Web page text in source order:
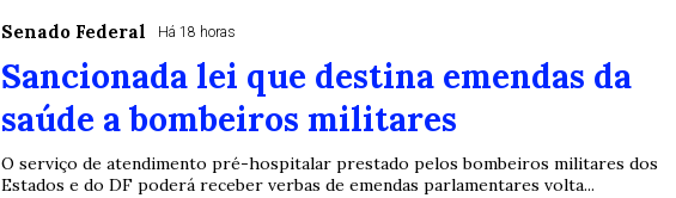
Senado Federal Há 18 horas
Sancionada lei que destina emendas da
saúde a bombeiros militares
O serviço de atendimento pré-hospitalar prestado pelos bombeiros militares dos
Estados e do DF poderá receber verbas de emendas parlamentares volta...